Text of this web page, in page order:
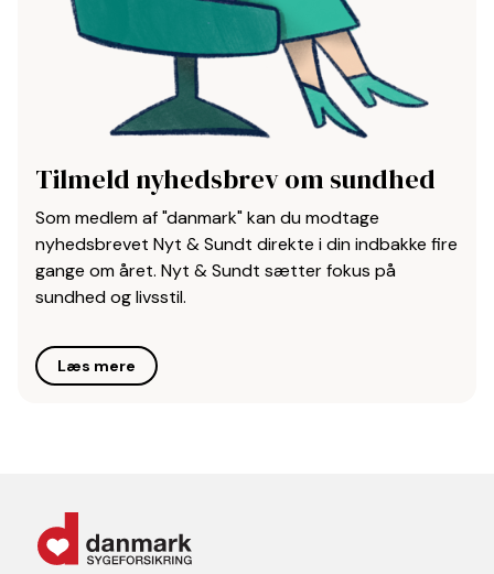
Tilmeld nyhedsbrev om sundhed
Som medlem af "danmark" kan du modtage
nyhedsbrevet Nyt & Sundt direkte i din indbakke fire
gange om året. Nyt & Sundt sætter fokus på
sundhed og livsstil.
Læs mere